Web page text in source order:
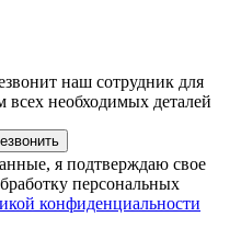
наш сотрудник для
всех необходимых деталей
я подтверждаю свое
персональных
конфиденциальности